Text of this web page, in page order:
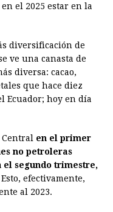
el 2025 estar en la
diversificación de
ve una canasta de
diversa: cacao,
que hace diez
Ecuador; hoy en día
Central en el primer
no petroleras
el segundo trimestre,
Esto, efectivamente,
al 2023.